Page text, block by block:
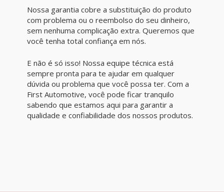
Nossa garantia cobre a substituição do produto
com problema ou o reembolso do seu dinheiro,
sem nenhuma complicação extra. Queremos que
você tenha total confiança em nós.
E não é só isso! Nossa equipe técnica está
sempre pronta para te ajudar em qualquer
dúvida ou problema que você possa ter. Com a
First Automotive, você pode ficar tranquilo
sabendo que estamos aqui para garantir a
qualidade e confiabilidade dos nossos produtos.